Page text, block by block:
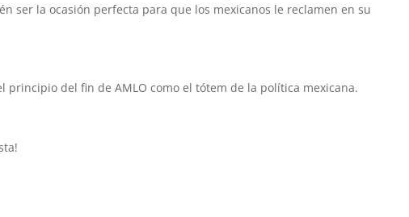
ser la ocasión perfecta para que los mexicanos le reclamen en su
principio del fin de AMLO como el tótem de la política mexicana.